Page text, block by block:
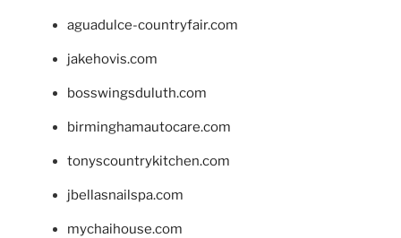
aguadulce-countryfair.com
jakehovis.com
bosswingsduluth.com
birminghamautocare.com
tonyscountrykitchen.com
jbellasnailspa.com
mychaihouse.com